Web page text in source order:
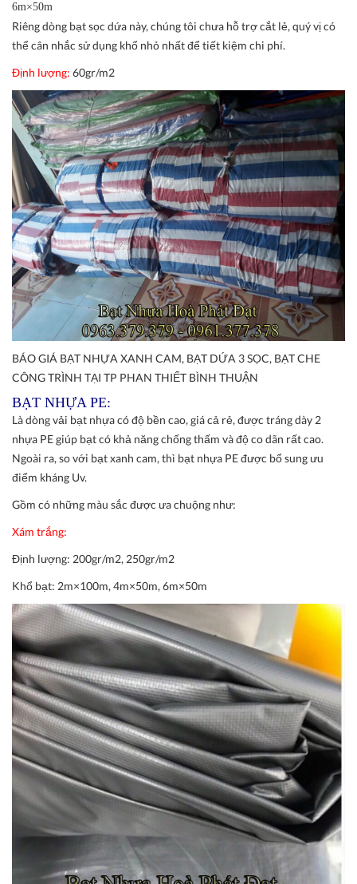
6m×50m
Riêng dòng bạt sọc dứa này, chúng tôi chưa hỗ trợ cắt lẻ, quý vị có
thể cân nhắc sử dụng khổ nhỏ nhất để tiết kiệm chi phí.
Định lượng: 60gr/m2
BÁO GIÁ BẠT NHỰA XANH CAM, BẠT DỨA 3 SỌC, BẠT CHE
CÔNG TRÌNH TẠI TP PHAN THIẾT BÌNH THUẬN
BẠT NHỰA PE:
Là dòng vải bạt nhựa có độ bền cao, giá cả rẻ, được tráng dày 2
nhựa PE giúp bạt có khả năng chống thấm và độ co dãn rất cao.
Ngoài ra, so với bạt xanh cam, thì bạt nhựa PE được bổ sung ưu
điểm kháng Uv.
Gồm có những màu sắc được ưa chuộng như:
Xám trắng:
Định lượng: 200gr/m2, 250gr/m2
Khổ bạt: 2m×100m, 4m×50m, 6m×50m